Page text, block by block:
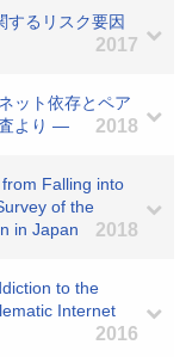
するリスク要因
2017
ット依存とペア
より ―
2018
Falling into
of the
in Japan
2018
to the
Internet
2016